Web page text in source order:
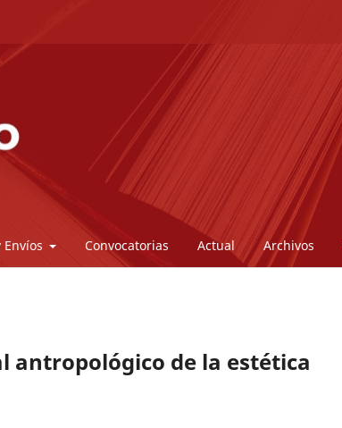
Convocatorias Actual Archivos
antropológico de la estética